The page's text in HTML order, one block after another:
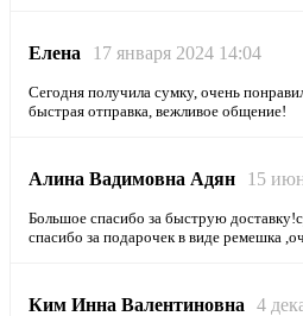
Елена 17 января 2024 14:04
Сегодня получила сумку, очень
быстрая отправка, вежливое общение!
Алина Вадимовна Адян 15
Большое спасибо за быструю
спасибо за подарочек в виде ремешка
Ким Инна Валентиновна 4